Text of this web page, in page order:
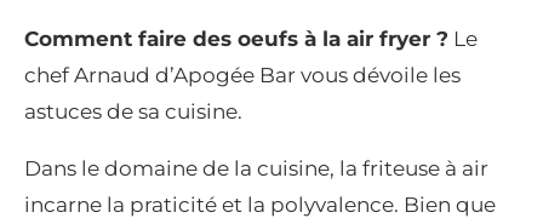
Comment faire des oeufs à la air fryer ? Le
chef Arnaud d’Apogée Bar vous dévoile les
astuces de sa cuisine.
Dans le domaine de la cuisine, la friteuse à air
incarne la praticité et la polyvalence. Bien que